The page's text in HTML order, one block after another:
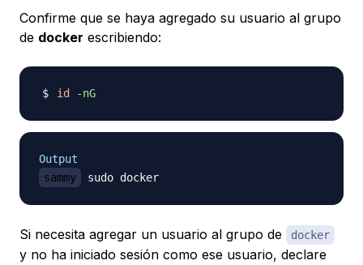
Confirme que se haya agregado su usuario al grupo
de docker escribiendo:
id -nG
Output
sammy
Si necesita agregar un usuario al grupo de docker
y no ha iniciado sesión como ese usuario, declare